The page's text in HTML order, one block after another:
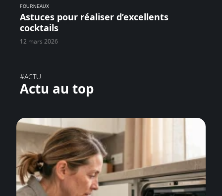
FOURNEAUX
Astuces pour réaliser d’excellents
cocktails
12 mars 2026
#ACTU
Actu au top